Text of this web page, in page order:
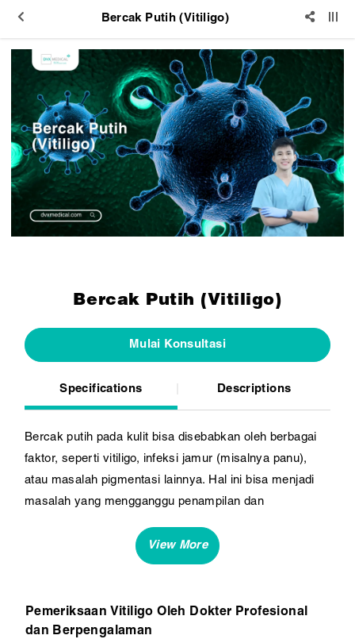
Bercak Putih (Vitiligo)
Bercak Putih (Vitiligo)
Mulai Konsultasi
Specifications Descriptions
Bercak putih pada kulit bisa disebabkan oleh berbagai
faktor, seperti vitiligo, infeksi jamur (misalnya panu),
atau masalah pigmentasi lainnya. Hal ini bisa menjadi
masalah yang mengganggu penampilan dan
hadir untuk membantu Anda mengatasi masalah bercak
putih dengan perawatan yang tepat dan efektif.
Pemeriksaan Vitiligo Oleh Dokter Profesional
dan Berpengalaman